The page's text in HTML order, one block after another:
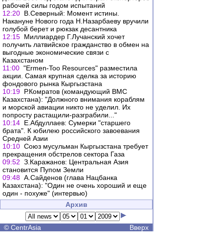
рабочей силы годом испытаний
12:20 В.Северный: Момент истины.
Накануне Нового года Н.Назарбаеву вручили
голубой берет и рюкзак десантника
12:15 Миллиардер Г.Лучанский хочет
получить латвийское гражданство в обмен на
выгодные экономические связи с
Казахстаном
11:00 "Ermen-Too Resources" разместила
акции. Самая крупная сделка за историю
фондового рынка Кыргызстана
10:19 Р.Комратов (командующий ВМС
Казахстана): "Должного внимания кораблям
и морской авиации никто не уделил. Их
попросту растащили-разграбили..."
10:14 Е.Абдуллаев: Сумерки "старшего
брата". К юбилею российского завоевания
Средней Азии
10:10 Союз мусульман Кыргызстана требует
прекращения обстрелов сектора Газа
09:52 З.Каражанов: Центральная Азия
становится Пупом Земли
09:48 А.Сайденов (глава Нацбанка
Казахстана): "Один не очень хороший и еще
один - похуже" (интервью)
Архив
© CentrAsia Вверх